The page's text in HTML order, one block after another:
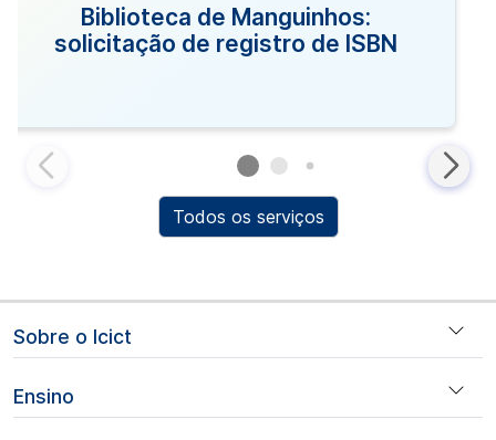
Biblioteca de Manguinhos:
solicitação de registro de ISBN
Todos os serviços
Sobre o Icict
Ensino